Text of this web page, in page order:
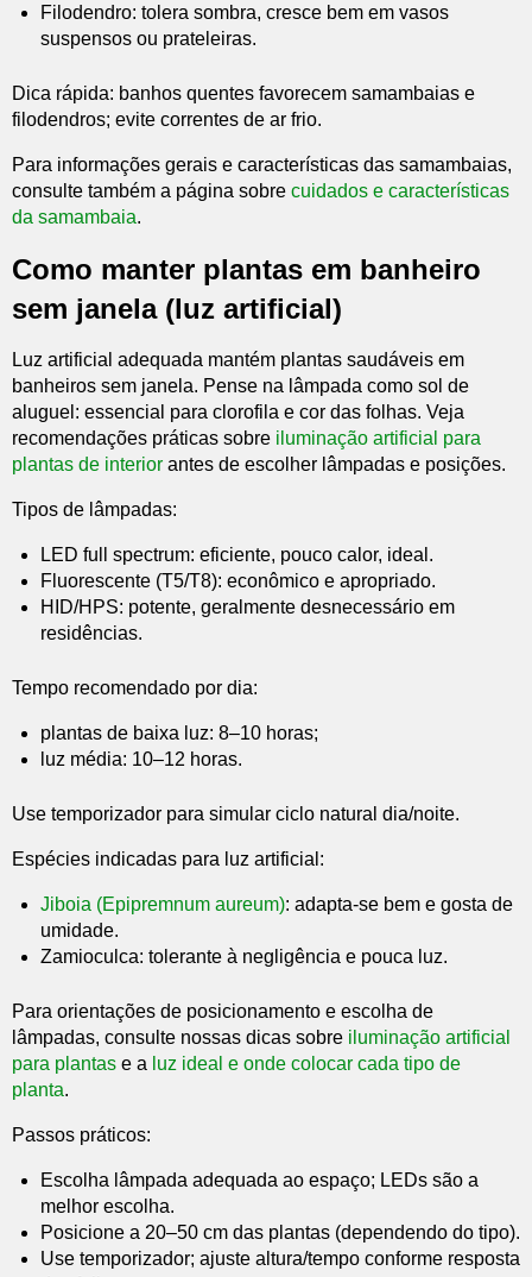
Filodendro: tolera sombra, cresce bem em vasos
suspensos ou prateleiras.
Dica rápida: banhos quentes favorecem samambaias e
filodendros; evite correntes de ar frio.
Para informações gerais e características das samambaias,
consulte também a página sobre cuidados e características
da samambaia.
Como manter plantas em banheiro
sem janela (luz artificial)
Luz artificial adequada mantém plantas saudáveis em
banheiros sem janela. Pense na lâmpada como sol de
aluguel: essencial para clorofila e cor das folhas. Veja
recomendações práticas sobre iluminação artificial para
plantas de interior antes de escolher lâmpadas e posições.
Tipos de lâmpadas:
LED full spectrum: eficiente, pouco calor, ideal.
Fluorescente (T5/T8): econômico e apropriado.
HID/HPS: potente, geralmente desnecessário em
residências.
Tempo recomendado por dia:
plantas de baixa luz: 8–10 horas;
luz média: 10–12 horas.
Use temporizador para simular ciclo natural dia/noite.
Espécies indicadas para luz artificial:
Jiboia (Epipremnum aureum): adapta-se bem e gosta de
umidade.
Zamioculca: tolerante à negligência e pouca luz.
Para orientações de posicionamento e escolha de
lâmpadas, consulte nossas dicas sobre iluminação artificial
para plantas e a luz ideal e onde colocar cada tipo de
planta.
Passos práticos:
Escolha lâmpada adequada ao espaço; LEDs são a
melhor escolha.
Posicione a 20–50 cm das plantas (dependendo do tipo).
Use temporizador; ajuste altura/tempo conforme resposta